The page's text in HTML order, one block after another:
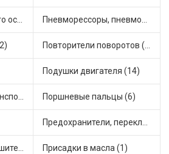
Плафоны внутреннего освещения (1) Пневморессоры, пневмоподушки (1)
Повторители поворотов (10)
Подушки двигателя (14)
Подшипники для транспорта (43) Поршневые пальцы (6)
Предохранители, переключатели, кнопки автомобильные (40)
Приемные трубы глушителя (5) Присадки в масла (1)